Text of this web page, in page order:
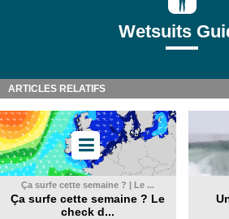
Wetsuits
ARTICLES RELATIFS
Ça surfe cette semaine ? | Le ...
Ça surfe cette semaine ? Le
check d...